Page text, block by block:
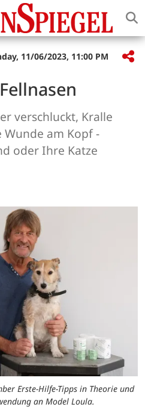
11/06/2023, 11:00 PM
verschluckt, Kralle
am Kopf -
oder Ihre Katze
Erste-Hilfe-Tipps in Theorie und
an Model Loula.